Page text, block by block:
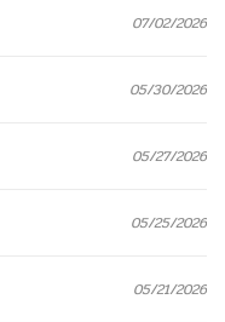
07/02/2026
05/30/2026
05/27/2026
05/25/2026
05/21/2026